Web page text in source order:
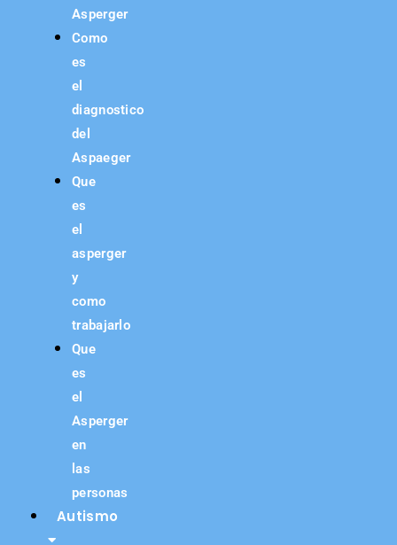
Asperger
Como
es
el
diagnostico
del
Aspaeger
Que
es
el
asperger
y
como
trabajarlo
Que
es
el
Asperger
en
las
personas
Autismo